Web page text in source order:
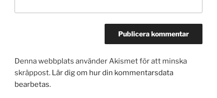
Denna webbplats använder Akismet för att minska
skräppost. Lär dig om hur din kommentarsdata
bearbetas.